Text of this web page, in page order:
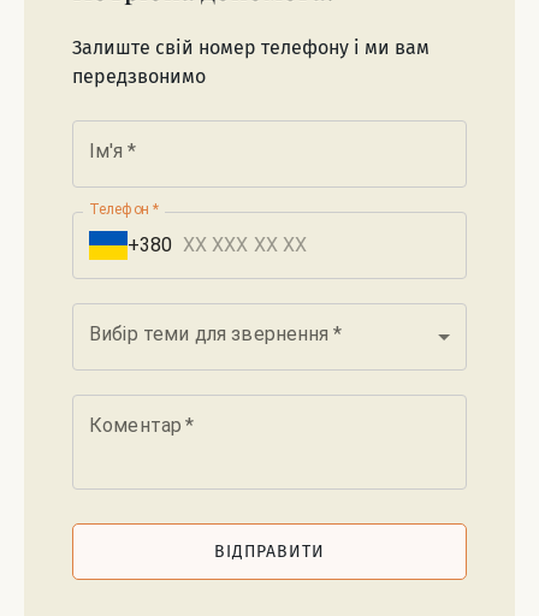
Залиште свій номер телефону і ми вам
передзвонимо
Ім'я *
Телефон *
+380
Вибір теми для звернення *
Коментар *
ВІДПРАВИТИ